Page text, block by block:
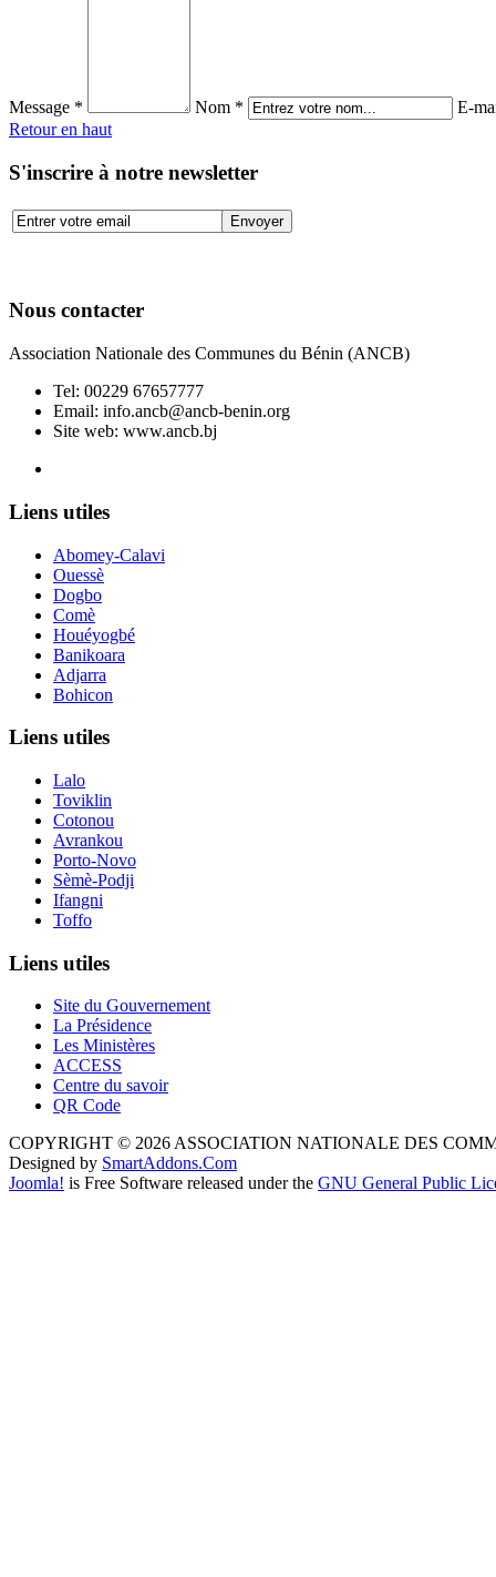
Message * Nom *
E-
Retour en haut
S'inscrire à notre newsletter
Nous contacter
Association Nationale des Communes du Bénin (ANCB)
Tel: 00229 67657777
Email: info.ancb@ancb-benin.org
Site web: www.ancb.bj
Liens utiles
Abomey-Calavi
Ouessè
Dogbo
Comè
Houéyogbé
Banikoara
Adjarra
Bohicon
Liens utiles
Lalo
Toviklin
Cotonou
Avrankou
Porto-Novo
Sèmè-Podji
Ifangni
Toffo
Liens utiles
Site du Gouvernement
La Présidence
Les Ministères
ACCESS
Centre du savoir
QR Code
COPYRIGHT © 2026 ASSOCIATION NATIONALE DES
Designed by SmartAddons.Com
Joomla! is Free Software released under the GNU General Public